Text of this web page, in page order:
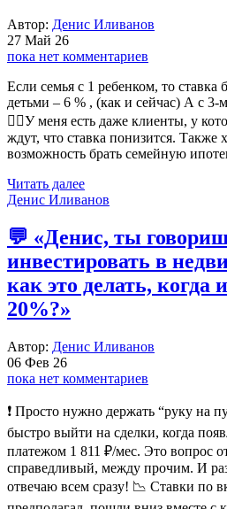
Автор: Денис Иливанов
27 Май 26
пока нет комментариев
Если семья с 1 ребенком, то ставка
детьми – 6 % , (как и сейчас) А с 3-
☝🏻У меня есть даже клиенты, у
ждут, что ставка понизится. Также
возможность брать семейную
Читать далее
Денис Иливанов
💬 «Денис, ты
инвестировать в
как это делать, когда
20%?»
Автор: Денис Иливанов
06 Фев 26
пока нет комментариев
❗️ Просто нужно держать “руку на
быстро выйти на сделки, когда
платежом 1 811 ₽/мес. Это вопрос
справедливый, между прочим. И
отвечаю всем сразу! 📉 Ставки по